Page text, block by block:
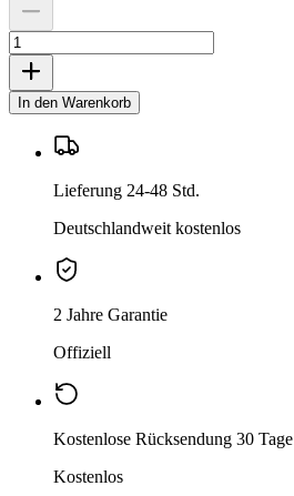
In den Warenkorb
Lieferung 24-48 Std.
Deutschlandweit kostenlos
2 Jahre Garantie
Offiziell
Kostenlose Rücksendung 30 Tage
Kostenlos